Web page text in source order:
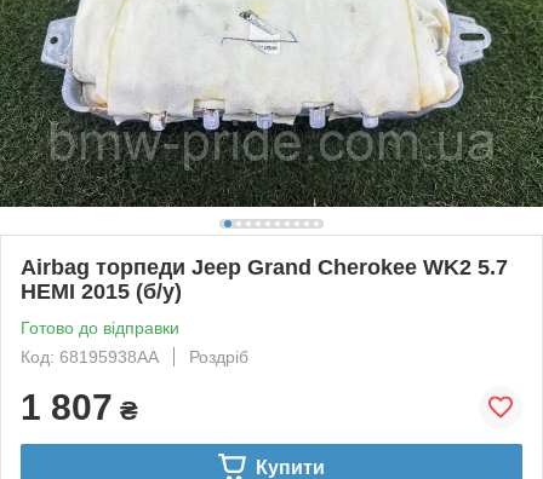
Airbag торпеди Jeep Grand Cherokee WK2 5.7
HEMI 2015 (б/у)
Готово до відправки
Код: 68195938AA
Роздріб
1 807 ₴
Купити